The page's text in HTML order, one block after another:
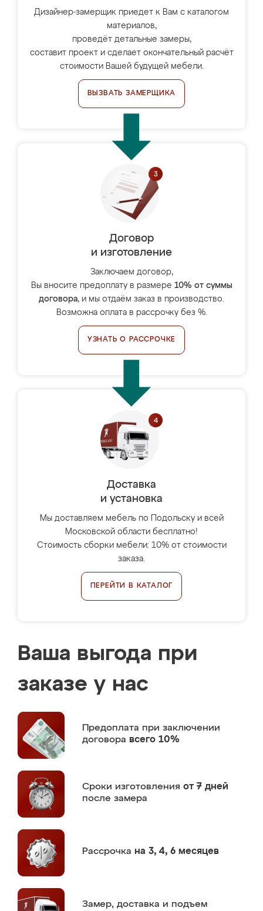
Дизайнер-замерщик приедет к Вам с каталогом
материалов,
проведёт детальные замеры,
составит проект и сделает окончательный расчёт
стоимости Вашей будущей мебели.
ВЫЗВАТЬ ЗАМЕРЩИКА
Договор
и изготовление
Заключаем договор,
Вы вносите предоплату в размере 10% от суммы
договора, и мы отдаём заказ в производство.
Возможна оплата в рассрочку без %.
УЗНАТЬ О РАССРОЧКЕ
Доставка
и установка
Мы доставляем мебель по Подольску и всей
Московской области бесплатно!
Стоимость сборки мебели: 10% от стоимости
заказа.
ПЕРЕЙТИ В КАТАЛОГ
Ваша выгода при
заказе у нас
Предоплата при заключении
договора всего 10%
Сроки изготовления от 7 дней
после замера
Рассрочка на 3, 4, 6 месяцев
Замер, доставка и подъем